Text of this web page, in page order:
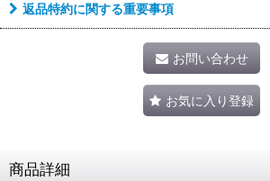
返品特約に関する重要事項
お問い合わせ
お気に入り登録
商品詳細